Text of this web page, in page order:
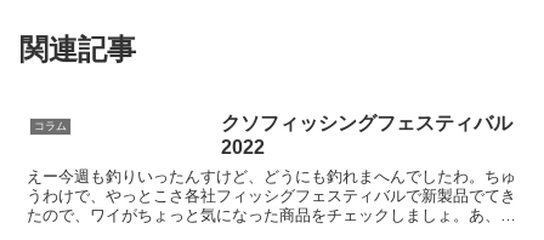
関連記事
コラム
クソフィッシングフェスティバル
2022
えー今週も釣りいったんすけど、どうにも釣れまへんでしたわ。ちゅ
うわけで、やっとこさ各社フィッシグフェスティバルで新製品でてき
たので、ワイがちょっと気になった商品をチェックしましょ。あ、フ